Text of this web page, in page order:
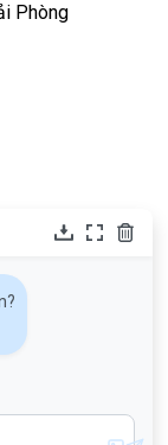
Phòng